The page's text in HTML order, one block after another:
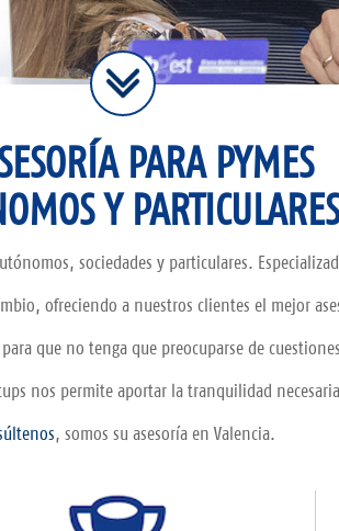
PARA PYMES
Y PARTICULARES
sociedades y particulares.
ofreciendo a nuestros clientes el mejor
que no tenga que preocuparse de
nos permite aportar la tranquilidad
, somos su asesoría en Valencia.